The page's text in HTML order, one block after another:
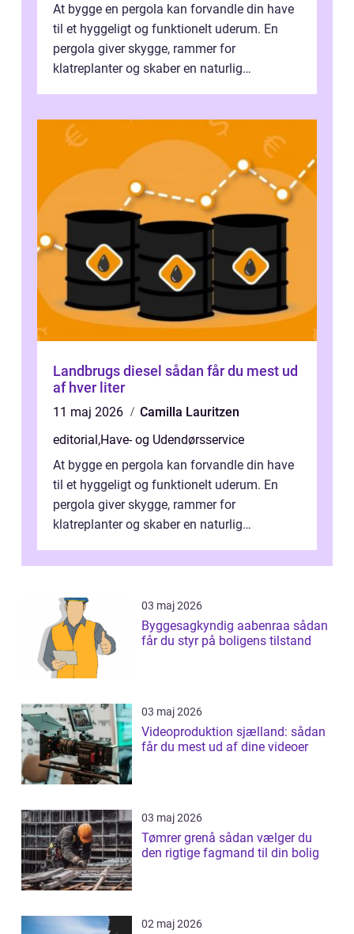
At bygge en pergola kan forvandle din have
til et hyggeligt og funktionelt uderum. En
pergola giver skygge, rammer for
klatreplanter og skaber en naturlig
Landbrugs diesel sådan får du mest ud
af hver liter
11 maj 2026
Camilla Lauritzen
editorial,Have- og Udendørsservice
At bygge en pergola kan forvandle din have
til et hyggeligt og funktionelt uderum. En
pergola giver skygge, rammer for
klatreplanter og skaber en naturlig
d...
03 maj 2026
Byggesagkyndig aabenraa sådan
får du styr på boligens tilstand
03 maj 2026
Videoproduktion sjælland: sådan
får du mest ud af dine videoer
03 maj 2026
Tømrer grenå sådan vælger du
den rigtige fagmand til din bolig
02 maj 2026